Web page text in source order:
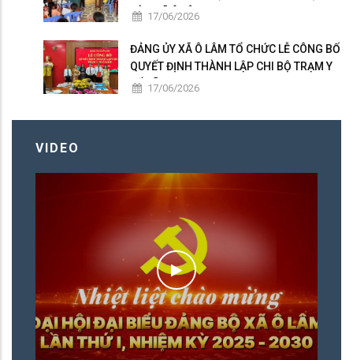
BÀN XÃ Ô LÂM
17/06/2026
ĐẢNG ỦY XÃ Ô LÂM TỔ CHỨC LỄ CÔNG BỐ
QUYẾT ĐỊNH THÀNH LẬP CHI BỘ TRẠM Y
TẾ XÃ17/06/2026
VIDEO